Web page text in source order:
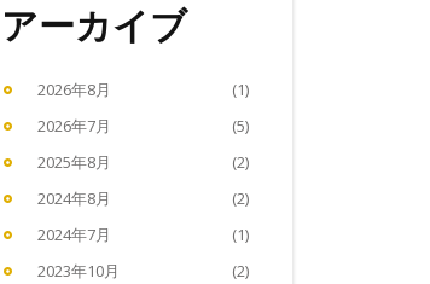
アーカイブ
2026年8月
(1)
2026年7月
(5)
2025年8月
(2)
2024年8月
(2)
2024年7月
(1)
2023年10月
(2)